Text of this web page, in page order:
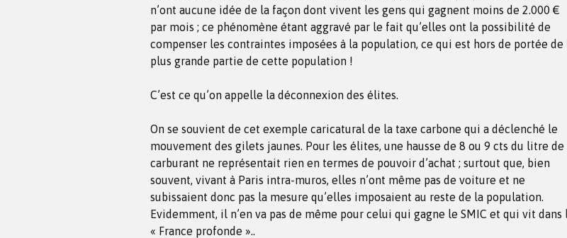
n’ont aucune idée de la façon dont vivent les gens qui gagnent moins de 2.000 €
par mois ; ce phénomène étant aggravé par le fait qu’elles ont la possibilité de
compenser les contraintes imposées à la population, ce qui est hors de portée de
plus grande partie de cette population !
C’est ce qu’on appelle la déconnexion des élites.
On se souvient de cet exemple caricatural de la taxe carbone qui a déclenché le
mouvement des gilets jaunes. Pour les élites, une hausse de 8 ou 9 cts du litre de
carburant ne représentait rien en termes de pouvoir d’achat ; surtout que, bien
souvent, vivant à Paris intra-muros, elles n’ont même pas de voiture et ne
subissaient donc pas la mesure qu’elles imposaient au reste de la population.
Evidemment, il n’en va pas de même pour celui qui gagne le SMIC et qui vit dans
« France profonde »..